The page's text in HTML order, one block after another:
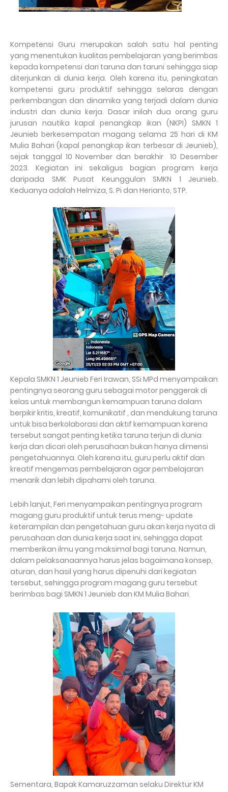
Kompetensi Guru merupakan salah satu hal penting
yang menentukan kualitas pembelajaran yang berimbas
kepada kompetensi dari taruna dan taruni sehingga siap
diterjunkan di dunia kerja. Oleh karena itu, peningkatan
kompetensi guru produktif sehingga selaras dengan
perkembangan dan dinamika yang terjadi dalam dunia
industri dan dunia kerja. Dasar inilah dua orang guru
jurusan nautika kapal penangkap ikan (NKPI) SMKN 1
Jeunieb berkesempatan magang selama 25 hari di KM
Mulia Bahari (kapal penangkap ikan terbesar di Jeunieb),
sejak tanggal 10 November dan berakhir 10 Desember
2023. Kegiatan ini sekaligus bagian program kerja
daripada SMK Pusat Keunggulan SMKN 1 Jeunieb.
Keduanya adalah Helmiza, S. Pi dan Herianto, STP.
Kepala SMKN 1 Jeunieb Feri Irawan, SSi MPd menyampaikan
pentingnya seorang guru sebagai motor penggerak di
kelas untuk membangun kemampuan taruna dalam
berpikir kritis, kreatif, komunikatif , dan mendukung taruna
untuk bisa berkolaborasi dan aktif kemampuan karena
tersebut sangat penting ketika taruna terjun di dunia
kerja dan dicari oleh perusahaan bukan hanya dimensi
pengetahuannya. Oleh karena itu, guru perlu aktif dan
kreatif mengemas pembelajaran agar pembelajaran
menarik dan lebih dipahami oleh taruna.
Lebih lanjut, Feri menyampaikan pentingnya program
magang guru produktif untuk terus meng- update
keterampilan dan pengetahuan guru akan kerja nyata di
perusahaan dan dunia kerja saat ini, sehingga dapat
memberikan ilmu yang maksimal bagi taruna. Namun,
dalam pelaksanaannya harus jelas bagaimana konsep,
aturan, dan hasil yang harus dipenuhi dari kegiatan
tersebut, sehingga program magang guru tersebut
berimbas bagi SMKN 1 Jeunieb dan KM Mulia Bahari.
Sementara, Bapak Kamaruzzaman selaku Direktur KM